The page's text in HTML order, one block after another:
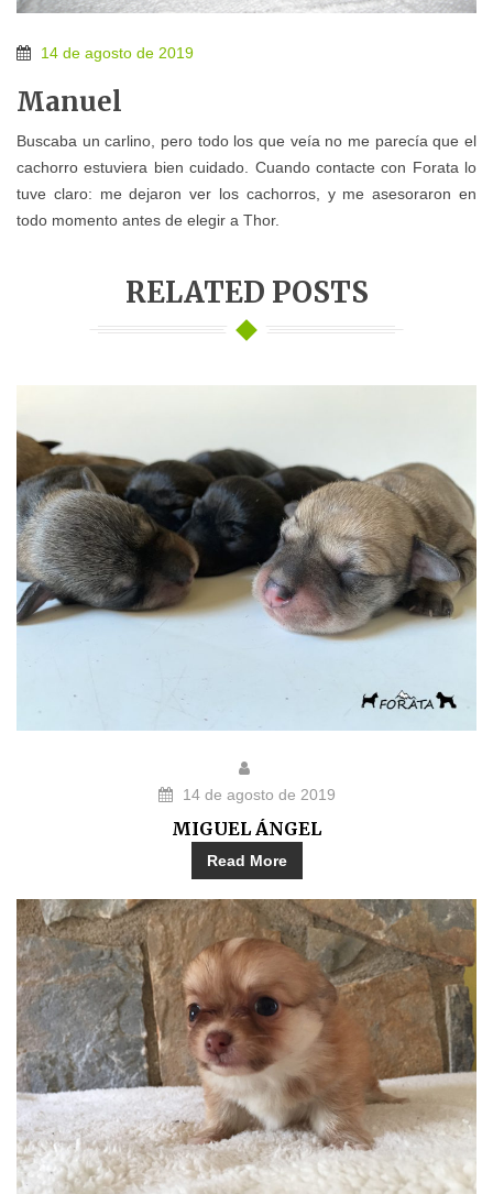
14 de agosto de 2019
Manuel
Buscaba un carlino, pero todo los que veía no me parecía que el
cachorro estuviera bien cuidado. Cuando contacte con Forata lo
tuve claro: me dejaron ver los cachorros, y me asesoraron en
todo momento antes de elegir a Thor.
RELATED POSTS
14 de agosto de 2019
MIGUEL ÁNGEL
Read More